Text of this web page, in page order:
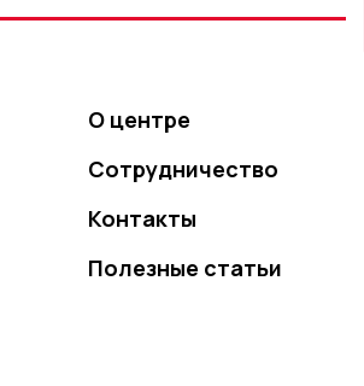
О центре
Сотрудничество
Контакты
Полезные статьи